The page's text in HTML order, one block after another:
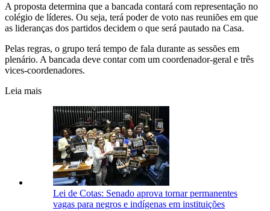
A proposta determina que a bancada contará com representação no
colégio de líderes. Ou seja, terá poder de voto nas reuniões em que
as lideranças dos partidos decidem o que será pautado na Casa.
Pelas regras, o grupo terá tempo de fala durante as sessões em
plenário. A bancada deve contar com um coordenador-geral e três
vices-coordenadores.
Leia mais
Lei de Cotas: Senado aprova tornar permanentes
vagas para negros e indígenas em instituições